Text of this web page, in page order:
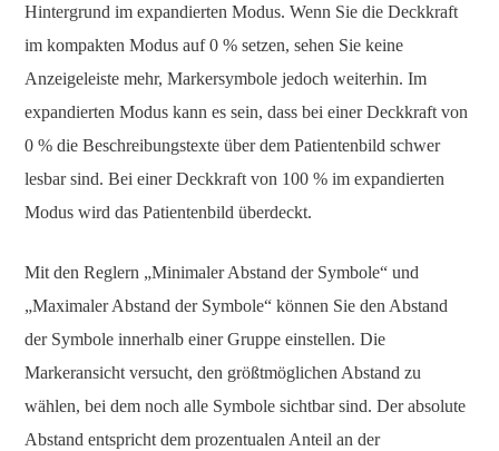
Hintergrund im expandierten Modus. Wenn Sie die Deckkraft
im kompakten Modus auf 0 % setzen, sehen Sie keine
Anzeigeleiste mehr, Markersymbole jedoch weiterhin. Im
expandierten Modus kann es sein, dass bei einer Deckkraft von
0 % die Beschreibungstexte über dem Patientenbild schwer
lesbar sind. Bei einer Deckkraft von 100 % im expandierten
Modus wird das Patientenbild überdeckt.
Mit den Reglern „Minimaler Abstand der Symbole“ und
„Maximaler Abstand der Symbole“ können Sie den Abstand
der Symbole innerhalb einer Gruppe einstellen. Die
Markeransicht versucht, den größtmöglichen Abstand zu
wählen, bei dem noch alle Symbole sichtbar sind. Der absolute
Abstand entspricht dem prozentualen Anteil an der